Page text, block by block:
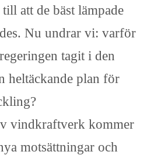
att de bäst lämpade
Nu undrar vi: varför
tagit i den
heltäckande plan för
vindkraftverk kommer
motsättningar och